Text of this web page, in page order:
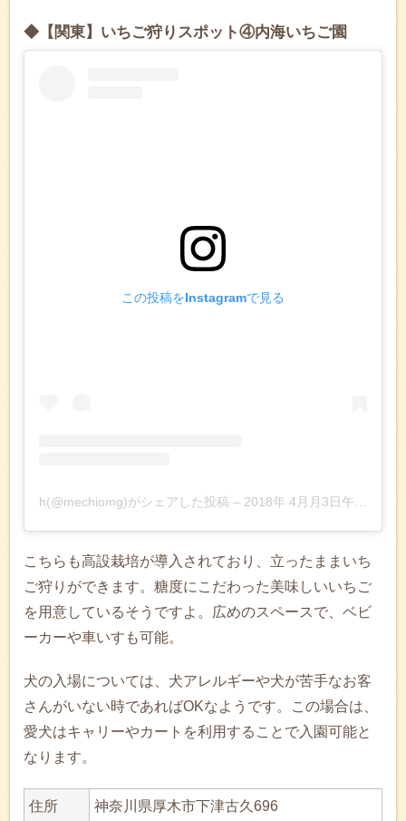
◆【関東】いちご狩りスポット④内海いちご園
この投稿をInstagramで見る
h(@mechiomg)がシェアした投稿 – 2018年 4月月3日午後2時08分PDT
こちらも高設栽培が導入されており、立ったままいち
ご狩りができます。糖度にこだわった美味しいいちご
を用意しているそうですよ。広めのスペースで、ベビ
ーカーや車いすも可能。
犬の入場については、犬アレルギーや犬が苦手なお客
さんがいない時であればOKなようです。この場合は、
愛犬はキャリーやカートを利用することで入園可能と
なります。
住所 神奈川県厚木市下津古久696